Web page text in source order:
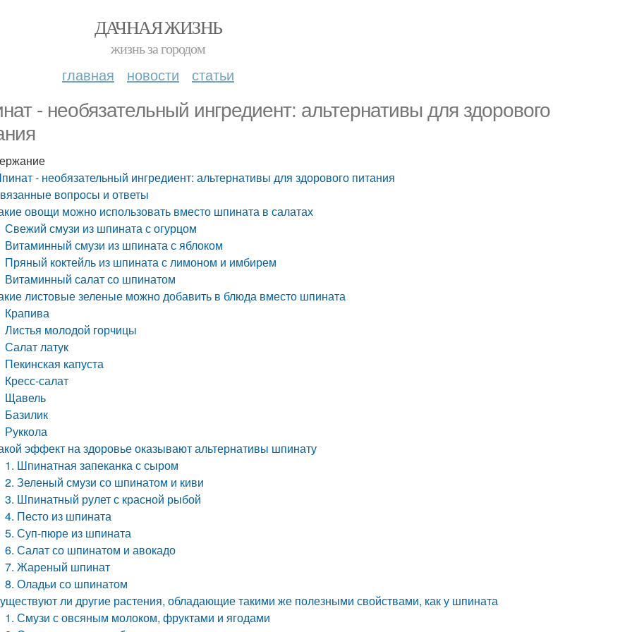
ДАЧНАЯ ЖИЗНЬ
жизнь за городом
главная новости статьи
- необязательный ингредиент: альтернативы для здорового
- необязательный ингредиент: альтернативы для здорового питания
вопросы и ответы
овощи можно использовать вместо шпината в салатах
Свежий смузи из шпината с огурцом
Витаминный смузи из шпината с яблоком
Пряный коктейль из шпината с лимоном и имбирем
Витаминный салат со шпинатом
листовые зеленые можно добавить в блюда вместо шпината
Крапива
Листья молодой горчицы
Салат латук
Пекинская капуста
Кресс-салат
Щавель
Базилик
Руккола
эффект на здоровье оказывают альтернативы шпинату
1. Шпинатная запеканка с сыром
2. Зеленый смузи со шпинатом и киви
3. Шпинатный рулет с красной рыбой
4. Песто из шпината
5. Суп-пюре из шпината
6. Салат со шпинатом и авокадо
7. Жареный шпинат
8. Оладьи со шпинатом
ли другие растения, обладающие такими же полезными свойствами, как у шпината
1. Смузи с овсяным молоком, фруктами и ягодами